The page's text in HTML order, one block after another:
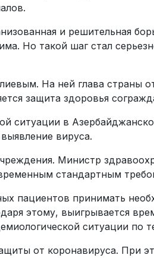
и решительная
Но такой шаг стал
На ней глава страны
защита здоровья
ситуации в
вируса.
Министр
стандартным
пациентов принимать
этому, выигрывается
ситуации по
от коронавируса. При